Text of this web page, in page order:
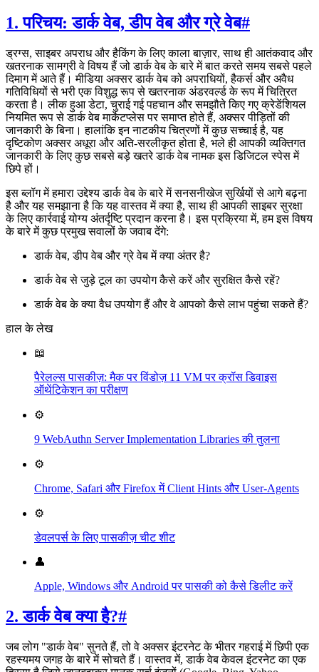
1. परिचय: डार्क वेब, डीप वेब और ग्रे वेब#
ड्रग्स, साइबर अपराध और हैकिंग के लिए काला बाज़ार, साथ ही आतंकवाद और
खतरनाक सामग्री वे विषय हैं जो डार्क वेब के बारे में बात करते समय सबसे पहले
दिमाग में आते हैं। मीडिया अक्सर डार्क वेब को अपराधियों, हैकर्स और अवैध
गतिविधियों से भरी एक विशुद्ध रूप से खतरनाक अंडरवर्ल्ड के रूप में चित्रित
करता है। लीक हुआ डेटा, चुराई गई पहचान और समझौते किए गए क्रेडेंशियल
नियमित रूप से डार्क वेब मार्केटप्लेस पर समाप्त होते हैं, अक्सर पीड़ितों की
जानकारी के बिना। हालांकि इन नाटकीय चित्रणों में कुछ सच्चाई है, यह
दृष्टिकोण अक्सर अधूरा और अति-सरलीकृत होता है, भले ही आपकी व्यक्तिगत
जानकारी के लिए कुछ सबसे बड़े खतरे डार्क वेब नामक इस डिजिटल स्पेस में
छिपे हों।
इस ब्लॉग में हमारा उद्देश्य डार्क वेब के बारे में सनसनीखेज सुर्खियों से आगे बढ़ना
है और यह समझाना है कि यह वास्तव में क्या है, साथ ही आपकी साइबर सुरक्षा
के लिए कार्रवाई योग्य अंतर्दृष्टि प्रदान करना है। इस प्रक्रिया में, हम इस विषय
के बारे में कुछ प्रमुख सवालों के जवाब देंगे:
डार्क वेब, डीप वेब और ग्रे वेब में क्या अंतर है?
डार्क वेब से जुड़े टूल का उपयोग कैसे करें और सुरक्षित कैसे रहें?
डार्क वेब के क्या वैध उपयोग हैं और वे आपको कैसे लाभ पहुंचा सकते हैं?
हाल के लेख
📖
पैरेलल्स पासकीज़: मैक पर विंडोज़ 11 VM पर क्रॉस डिवाइस
ऑथेंटिकेशन का परीक्षण
⚙️
9 WebAuthn Server Implementation Libraries की तुलना
⚙️
Chrome, Safari और Firefox में Client Hints और User-Agents
⚙️
डेवलपर्स के लिए पासकीज़ चीट शीट
👤
Apple, Windows और Android पर पासकी को कैसे डिलीट करें
2. डार्क वेब क्या है?#
जब लोग "डार्क वेब" सुनते हैं, तो वे अक्सर इंटरनेट के भीतर गहराई में छिपी एक
रहस्यमय जगह के बारे में सोचते हैं। वास्तव में, डार्क वेब केवल इंटरनेट का एक